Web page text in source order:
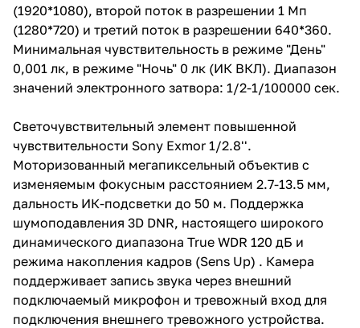
(1920*1080), второй поток в разрешении 1 Мп
(1280*720) и третий поток в разрешении 640*360.
Минимальная чувствительность в режиме "День"
0,001 лк, в режиме "Ночь" 0 лк (ИК ВКЛ). Диапазон
значений электронного затвора: 1/2-1/100000 сек.
Светочувствительный элемент повышенной
чувствительности Sony Exmor 1/2.8''.
Моторизованный мегапиксельный объектив с
изменяемым фокусным расстоянием 2.7-13.5 мм,
дальность ИК-подсветки до 50 м. Поддержка
шумоподавления 3D DNR, настоящего широкого
динамического диапазона True WDR 120 дБ и
режима накопления кадров (Sens Up) . Камера
поддерживает запись звука через внешний
подключаемый микрофон и тревожный вход для
подключения внешнего тревожного устройства.